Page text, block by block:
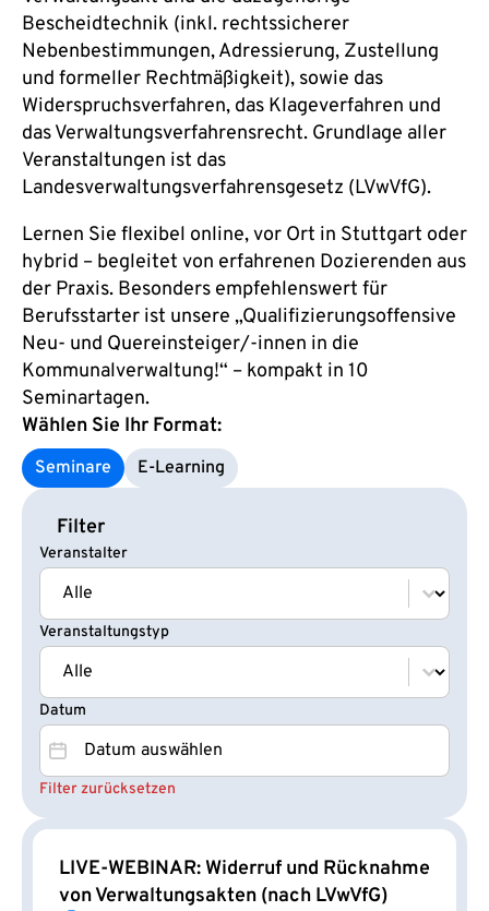
Bescheidtechnik (inkl. rechtssicherer
Nebenbestimmungen, Adressierung, Zustellung
und formeller Rechtmäßigkeit), sowie das
Widerspruchsverfahren, das Klageverfahren und
das Verwaltungsverfahrensrecht. Grundlage aller
Veranstaltungen ist das
Landesverwaltungsverfahrensgesetz (LVwVfG).
Lernen Sie flexibel online, vor Ort in Stuttgart oder
hybrid – begleitet von erfahrenen Dozierenden aus
der Praxis. Besonders empfehlenswert für
Berufsstarter ist unsere „Qualifizierungsoffensive
Neu- und Quereinsteiger/-innen in die
Kommunalverwaltung!“ – kompakt in 10
Seminartagen.
Wählen Sie Ihr Format:
Seminare E‑Learning
LIVE-WEBINAR: Widerruf und Rücknahme
von Verwaltungsakten (nach LVwVfG)
Filter
Veranstalter
Veranstalter
Veranstalter
Veranstaltungstyp
Veranstaltungstyp
Veranstaltungstyp
Datum
Datum
Datum
Filter zurücksetzen